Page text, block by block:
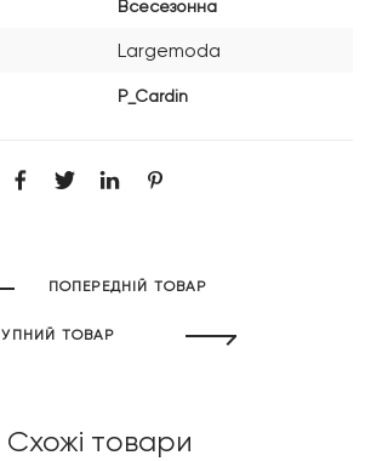
Всесезонна
Largemoda
P_Cardin
ПОПЕРЕДНІЙ ТОВАР
ТОВАР
Схожі товари